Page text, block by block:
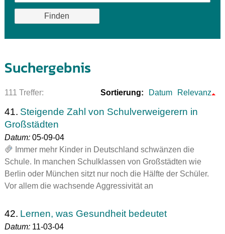
Suchergebnis
111 Treffer: Sortierung: Datum Relevanz
41. Steigende Zahl von Schulverweigerern in
Großstädten
Datum:05-09-04
Immer mehr Kinder in Deutschland schwänzen die
Schule. In manchen Schulklassen von Großstädten wie
Berlin oder München sitzt nur noch die Hälfte der Schüler.
Vor allem die wachsende Aggressivität an
42. Lernen, was Gesundheit bedeutet
Datum:11-03-04